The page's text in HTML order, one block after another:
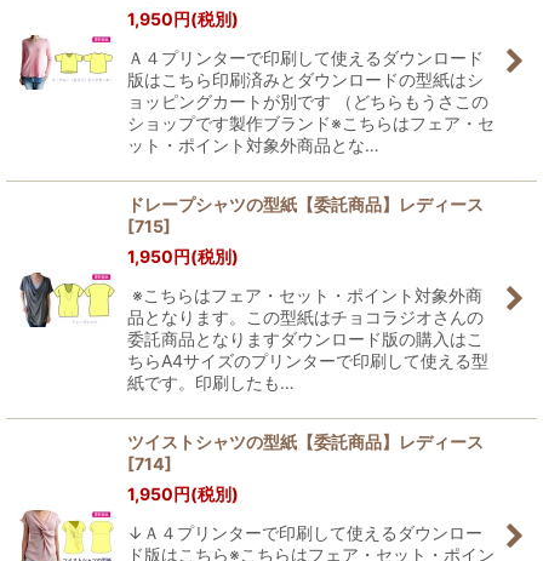
1,950円(税別)
Ａ４プリンターで印刷して使えるダウンロード
版はこちら印刷済みとダウンロードの型紙はシ
ョッピングカートが別です （どちらもうさこの
ショップです製作ブランド※こちらはフェア・セ
ット・ポイント対象外商品とな…
ドレープシャツの型紙【委託商品】レディース
[715]
1,950円(税別)
※こちらはフェア・セット・ポイント対象外商
品となります。この型紙はチョコラジオさんの
委託商品となりますダウンロード版の購入はこ
ちらA4サイズのプリンターで印刷して使える型
紙です。印刷したも…
ツイストシャツの型紙【委託商品】レディース
[714]
1,950円(税別)
↓Ａ４プリンターで印刷して使えるダウンロー
ド版はこちら※こちらはフェア・セット・ポイン